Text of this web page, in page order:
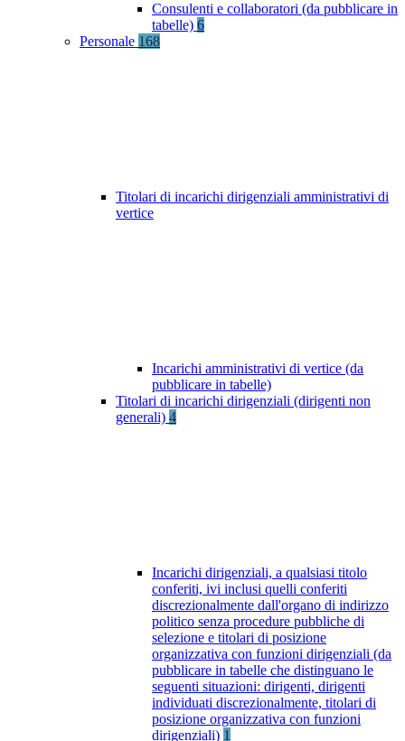
Consulenti e collaboratori (da pubblicare in
tabelle) 6
Personale 168
Titolari di incarichi dirigenziali amministrativi di
vertice
Incarichi amministrativi di vertice (da
pubblicare in tabelle)
Titolari di incarichi dirigenziali (dirigenti non
generali) 4
Incarichi dirigenziali, a qualsiasi titolo
conferiti, ivi inclusi quelli conferiti
discrezionalmente dall'organo di indirizzo
politico senza procedure pubbliche di
selezione e titolari di posizione
organizzativa con funzioni dirigenziali (da
pubblicare in tabelle che distinguano le
seguenti situazioni: dirigenti, dirigenti
individuati discrezionalmente, titolari di
posizione organizzativa con funzioni
dirigenziali) 1